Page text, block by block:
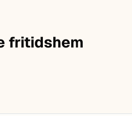
fritidshem